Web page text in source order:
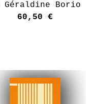
Géraldine Borio
60,50 €